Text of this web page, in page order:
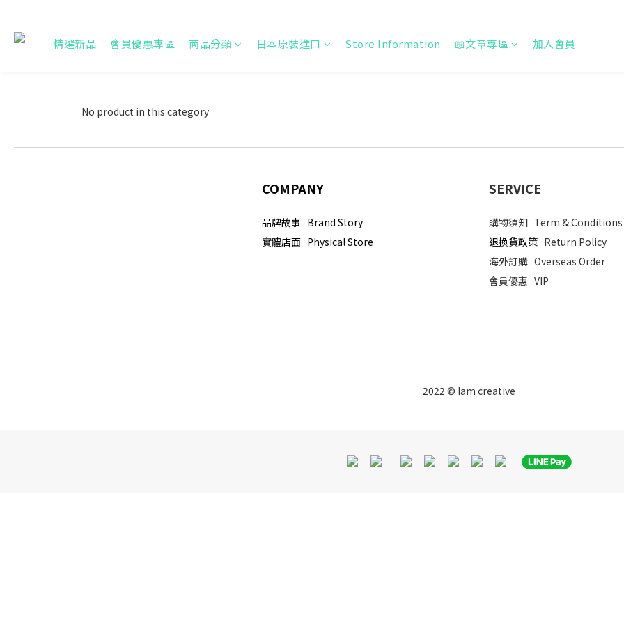
精選新品 會員優惠專區 商品分類 日本原裝進口 Store Information 📖文章專區 加入會員
No product in this category
COMPANY
品牌故事 Brand Story
實體店面 Physical Store
SERVICE
購物須知 Term & Conditions
退換貨政策 Return Policy
海外訂購 Overseas Order
會員優惠 VIP
2022 © Iam creative